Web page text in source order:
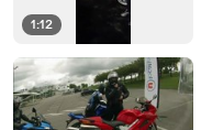
1:12